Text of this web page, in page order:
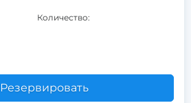
Количество:
Резервировать